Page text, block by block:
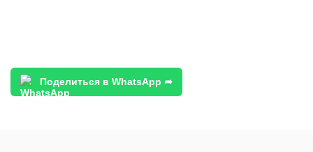
Поделиться в WhatsApp ➦